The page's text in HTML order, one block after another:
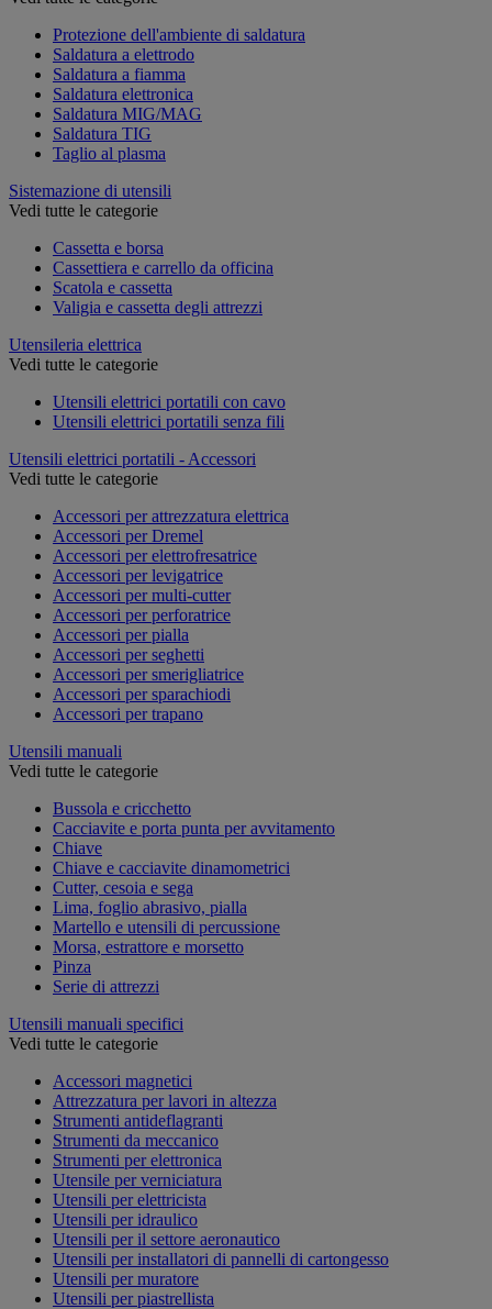
Protezione dell'ambiente di saldatura
Saldatura a elettrodo
Saldatura a fiamma
Saldatura elettronica
Saldatura MIG/MAG
Saldatura TIG
Taglio al plasma
Sistemazione di utensili
Vedi tutte le categorie
Cassetta e borsa
Cassettiera e carrello da officina
Scatola e cassetta
Valigia e cassetta degli attrezzi
Utensileria elettrica
Vedi tutte le categorie
Utensili elettrici portatili con cavo
Utensili elettrici portatili senza fili
Utensili elettrici portatili - Accessori
Vedi tutte le categorie
Accessori per attrezzatura elettrica
Accessori per Dremel
Accessori per elettrofresatrice
Accessori per levigatrice
Accessori per multi-cutter
Accessori per perforatrice
Accessori per pialla
Accessori per seghetti
Accessori per smerigliatrice
Accessori per sparachiodi
Accessori per trapano
Utensili manuali
Vedi tutte le categorie
Bussola e cricchetto
Cacciavite e porta punta per avvitamento
Chiave
Chiave e cacciavite dinamometrici
Cutter, cesoia e sega
Lima, foglio abrasivo, pialla
Martello e utensili di percussione
Morsa, estrattore e morsetto
Pinza
Serie di attrezzi
Utensili manuali specifici
Vedi tutte le categorie
Accessori magnetici
Attrezzatura per lavori in altezza
Strumenti antideflagranti
Strumenti da meccanico
Strumenti per elettronica
Utensile per verniciatura
Utensili per elettricista
Utensili per idraulico
Utensili per il settore aeronautico
Utensili per installatori di pannelli di cartongesso
Utensili per muratore
Utensili per piastrellista